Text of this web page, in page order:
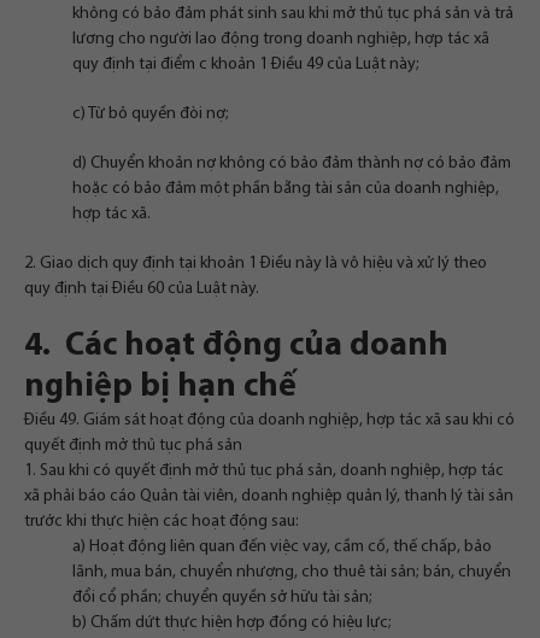
không có bảo đảm phát sinh sau khi mở thủ tục phá sản và trả
lương cho người lao động trong doanh nghiệp, hợp tác xã
quy định tại điểm c khoản 1 Điều 49 của Luật này;
c) Từ bỏ quyền đòi nợ;
d) Chuyển khoản nợ không có bảo đảm thành nợ có bảo đảm
hoặc có bảo đảm một phần bằng tài sản của doanh nghiệp,
hợp tác xã.
2. Giao dịch quy định tại khoản 1 Điều này là vô hiệu và xử lý theo
quy định tại Điều 60 của Luật này.
4. Các hoạt động của doanh
nghiệp bị hạn chế
Điều 49. Giám sát hoạt động của doanh nghiệp, hợp tác xã sau khi có
quyết định mở thủ tục phá sản
1. Sau khi có quyết định mở thủ tục phá sản, doanh nghiệp, hợp tác
xã phải báo cáo Quản tài viên, doanh nghiệp quản lý, thanh lý tài sản
trước khi thực hiện các hoạt động sau:
a) Hoạt động liên quan đến việc vay, cầm cố, thế chấp, bảo
lãnh, mua bán, chuyển nhượng, cho thuê tài sản; bán, chuyển
đổi cổ phần; chuyển quyền sở hữu tài sản;
b) Chấm dứt thực hiện hợp đồng có hiệu lực;